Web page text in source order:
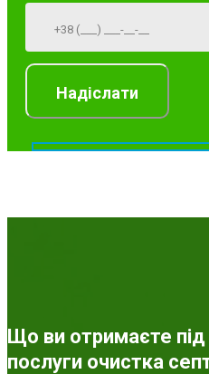
Що ви отримаєте
послуги очистка